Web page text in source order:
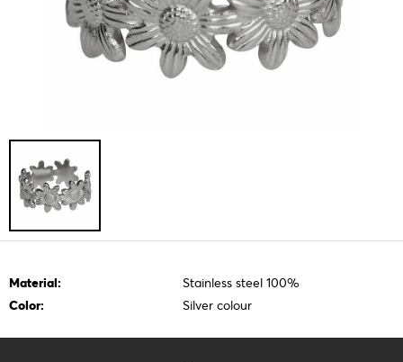
Material:
Stainless steel 100%
Color:
Silver colour